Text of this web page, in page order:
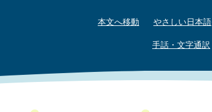
本文へ移動 やさしい日本語
手話・文字通訳